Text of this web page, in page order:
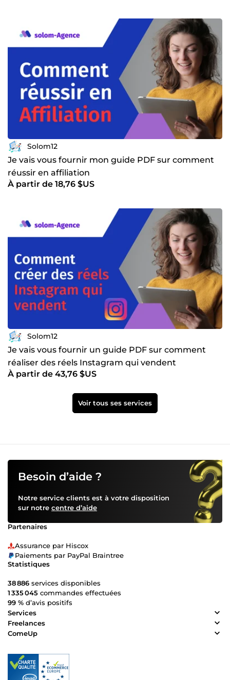
Solom12
Je vais vous fournir mon guide PDF sur comment
réussir en affiliation
À partir de 18,76 $US
Solom12
Je vais vous fournir un guide PDF sur comment
réaliser des réels Instagram qui vendent
À partir de 43,76 $US
Voir tous ses services
Besoin d’aide ?
Notre service clients est à votre disposition
sur notre centre d’aide
Partenaires
Assurance par Hiscox
Paiements par PayPal Braintree
Statistiques
38 886 services disponibles
1 335 045 commandes effectuées
99 % d’avis positifs
Services
Freelances
ComeUp